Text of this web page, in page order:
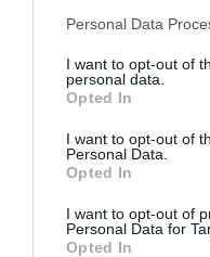
Personal Data
I want to opt-out of
personal data.
Opted In
I want to opt-out of
Personal Data.
Opted In
I want to opt-out of
Personal Data for
Opted In